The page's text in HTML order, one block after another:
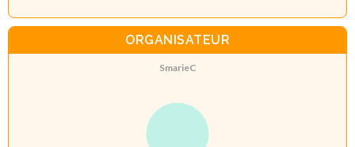
ORGANISATEUR
SmarieC